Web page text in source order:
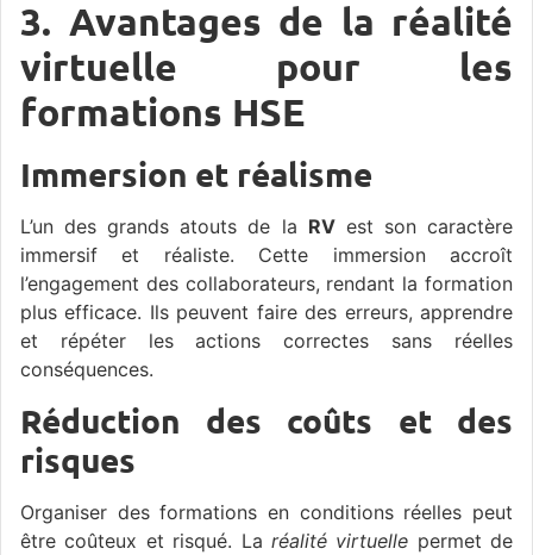
3. Avantages de la réalité
virtuelle pour les
formations HSE
Immersion et réalisme
L’un des grands atouts de la RVest son caractère
immersif et réaliste. Cette immersion accroît
l’engagement des collaborateurs, rendant la formation
plus efficace. Ils peuvent faire des erreurs, apprendre
et répéter les actions correctes sans réelles
conséquences.
Réduction des coûts et des
risques
Organiser des formations en conditions réelles peut
être coûteux et risqué. La réalité virtuelle permet de